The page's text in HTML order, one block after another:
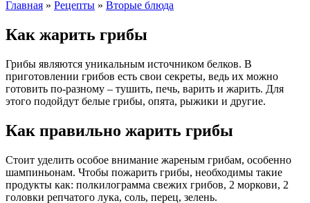
Главная » Рецепты » Вторые блюда
Как жарить грибы
Грибы являются уникальным источником белков. В
приготовлении грибов есть свои секреты, ведь их можно
готовить по-разному – тушить, печь, варить и жарить. Для
этого подойдут белые грибы, опята, рыжики и другие.
Как правильно жарить грибы
Стоит уделить особое внимание жареным грибам, особенно
шампиньонам. Чтобы пожарить грибы, необходимы такие
продукты как: полкилограмма свежих грибов, 2 моркови, 2
головки репчатого лука, соль, перец, зелень.